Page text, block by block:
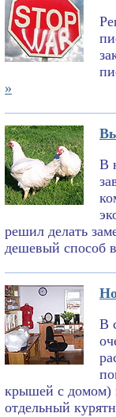
»
В
решил делать
дешевый способ
В
крышей с домом)
отдельный